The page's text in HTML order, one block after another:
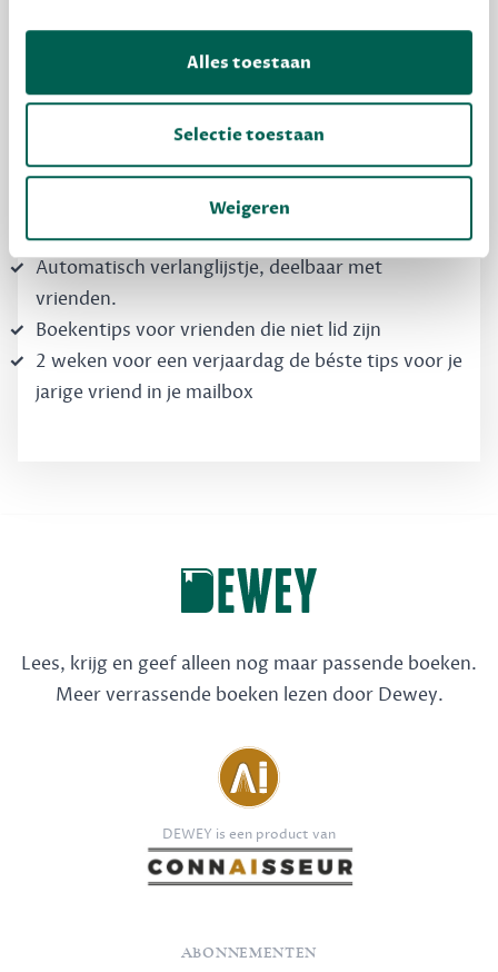
Alles toestaan
Selectie toestaan
Weigeren
vrienden. Krijg én geef betere cadeaus.
Schrijf nu gratis in
Boekentips, speciaal voor jouw smaak, die je
direct kunt kopen
Automatisch verlanglijstje, deelbaar met
vrienden.
Boekentips voor vrienden die niet lid zijn
2 weken voor een verjaardag de béste tips voor je
jarige vriend in je mailbox
Lees, krijg en geef alleen nog maar passende boeken.
Meer verrassende boeken lezen door Dewey.
DEWEY is een product van
ABONNEMENTEN